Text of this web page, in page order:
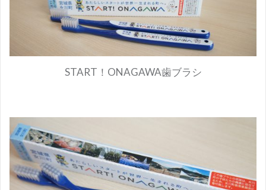
START！ONAGAWA歯ブラシ